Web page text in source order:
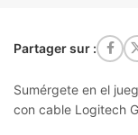
Partager sur :
Sumérgete en el
con cable Logitech